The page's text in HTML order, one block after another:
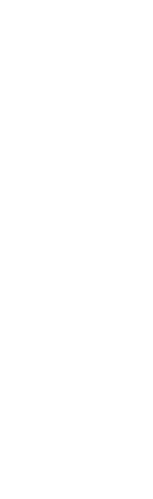
음 세부 사항을 수집합니
하는 데 사용되는 방법입
니다.
.
된 기본 연락처의 이름(성
기본 연락처의 성입니다.
기본 연락처의 이메일 주
.
입니다.
데 제공된 이유입니다.
청을 IT 팀에 라우팅합니
있습니다.